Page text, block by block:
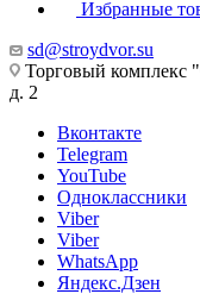
Избранные
sd@stroydvor.su
Торговый комплекс
д. 2
Вконтакте
Telegram
YouTube
Одноклассники
Viber
Viber
WhatsApp
Яндекс.Дзен